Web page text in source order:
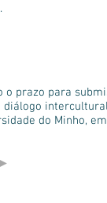
prazo para
do Minho,
►